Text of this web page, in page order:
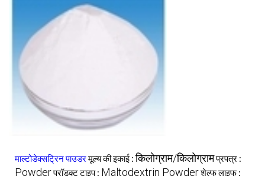
माल्टोडेक्सट्रिन पाउडरमूल्य की इकाई :किलोग्राम/किलोग्रामप्रपत्र :
Powderप्रॉडक्ट टाइप : Maltodextrin Powderशेल्फ लाइफ :